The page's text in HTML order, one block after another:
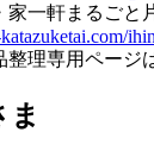
家一軒まるごと
整理専用ページ